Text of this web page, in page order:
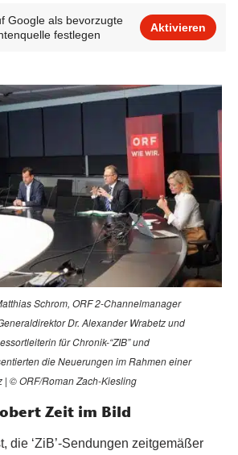
Google als bevorzugte
festlegen
Aktivieren
Schrom, ORF 2-Channelmanager
Dr. Alexander Wrabetz und
für Chronik-“ZIB” und
die Neuerungen im Rahmen einer
| © ORF/Roman Zach-Kiesling
Zeit im Bild
die ‘ZiB’-Sendungen zeitgemäßer